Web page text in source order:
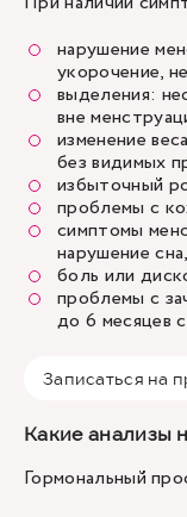
нарушение
укорочение,
выделения:
вне
изменение
без видимых
избыточный
проблемы с
симптомы
нарушение
боль или
проблемы с
до 6 месяцев
Записаться на
Какие анализы
Гормональный